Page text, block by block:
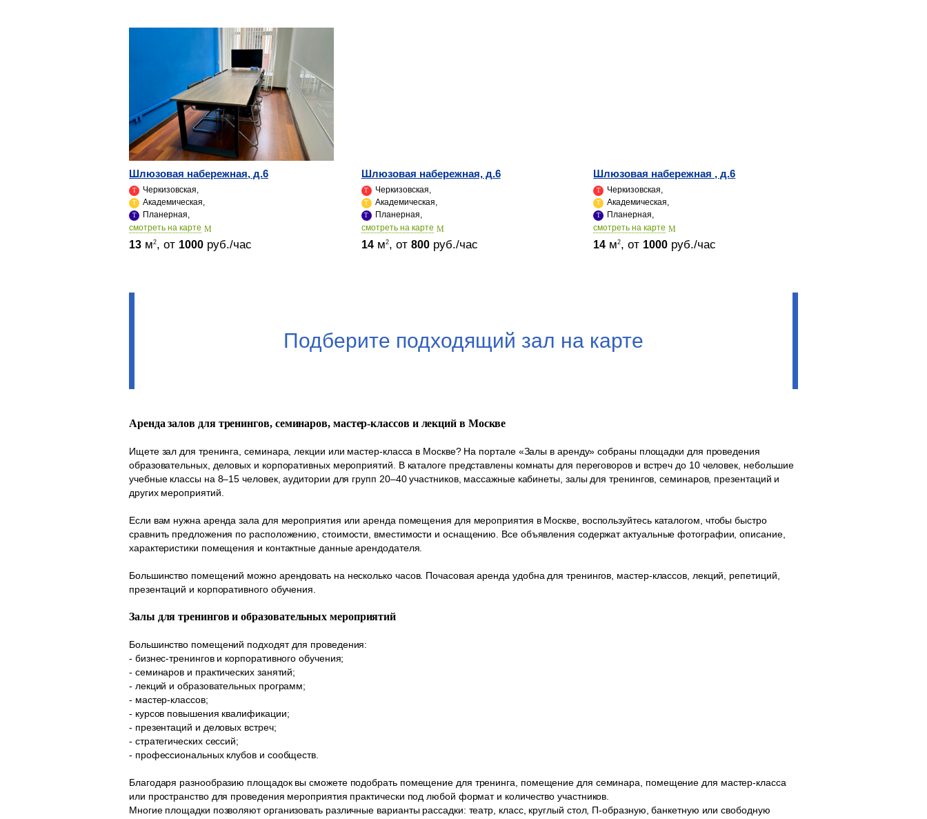
Шлюзовая набережная, д.6
Черкизовская,
Академическая,
Планерная,
cмотреть на карте
13 м2, от 1000 руб./час
Шлюзовая набережная, д.6
Черкизовская,
Академическая,
Планерная,
cмотреть на карте
14м2, от 800руб./час
Шлюзовая набережная , д.6
Черкизовская,
Академическая,
Планерная,
cмотреть на карте
14 м2, от 1000 руб./час
Подберите подходящий зал на карте
Аренда залов для тренингов, семинаров, мастер-классов и лекций в Москве
Ищете зал для тренинга, семинара, лекции или мастер-класса в Москве? На портале «Залы в аренду» собраны площадки для проведения
образовательных, деловых и корпоративных мероприятий. В каталоге представлены комнаты для переговоров и встреч до 10 человек, небольшие
учебные классы на 8–15 человек, аудитории для групп 20–40 участников, массажные кабинеты, залы для тренингов, семинаров, презентаций и
других мероприятий.
Если вам нужна аренда зала для мероприятия или аренда помещения для мероприятия в Москве, воспользуйтесь каталогом, чтобы быстро
сравнить предложения по расположению, стоимости, вместимости и оснащению. Все объявления содержат актуальные фотографии, описание,
характеристики помещения и контактные данные арендодателя.
Большинство помещений можно арендовать на несколько часов. Почасовая аренда удобна для тренингов, мастер-классов, лекций, репетиций,
презентаций и корпоративного обучения.
Залы для тренингов и образовательных мероприятий
Большинство помещений подходят для проведения:
- бизнес-тренингов и корпоративного обучения;
- семинаров и практических занятий;
- лекций и образовательных программ;
- мастер-классов;
- курсов повышения квалификации;
- презентаций и деловых встреч;
- стратегических сессий;
- профессиональных клубов и сообществ.
Благодаря разнообразию площадок вы сможете подобрать помещение для тренинга, помещение для семинара, помещение для мастер-класса
или пространство для проведения мероприятия практически под любой формат и количество участников.
Многие площадки позволяют организовать различные варианты рассадки: театр, класс, круглый стол, П-образную, банкетную или свободную